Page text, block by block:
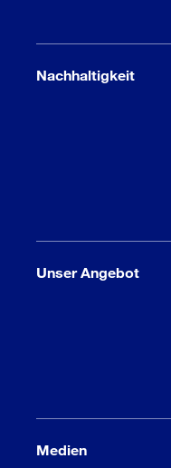
Nachhaltigkeit
Unser Angebot
Medien